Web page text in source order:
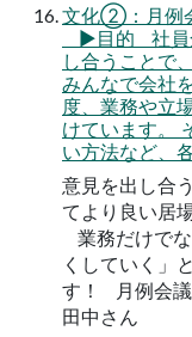
文化②：月例
▶目的 社員
し合うことで
みんなで会
度、業務や立
けています。
い方法など、
意見を出し合
てより良い居
業務だけで
くしていく」
す！ 月例会
田中さん